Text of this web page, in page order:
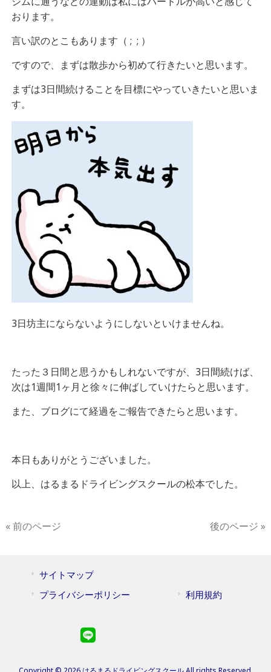
おります。
言い訳のとこもあります（ ; ; ）
ですので、まずは散歩から初めて行きたいと思います。
まずは3日間続けることを目標にやっていきたいと思いま
す。
3日坊主にならないようにしないといけませんね。
たった３日間と思うかもしれないですが、3日間続けば、
次は1週間1ヶ月と徐々に伸ばしていけたらと思います。
また、ブログにて経過をご報告できたらと思います。
本日もありがとうございました。
以上、はるまるドライビングスクールの松本でした。
« 前のページ 後のページ »
サイトマップ
プライバシーポリシー
利用規約